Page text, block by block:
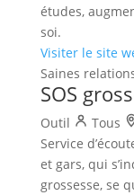
études,
soi.
Visiter le site
Saines
SOS
Outil Tous
Service
et gars, qui
grossesse, se